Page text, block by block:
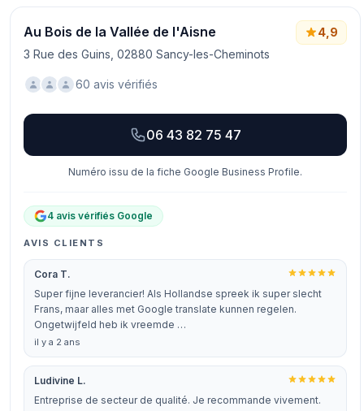
Au Bois de la Vallée de l'Aisne
3 Rue des Guins, 02880 Sancy-les-Cheminots
4,9
60 avis vérifiés
06 43 82 75 47
Numéro issu de la fiche Google Business Profile.
4 avis vérifiés Google
AVIS CLIENTS
Cora T.
Super fijne leverancier! Als Hollandse spreek ik super slecht
Frans, maar alles met Google translate kunnen regelen.
Ongetwijfeld heb ik vreemde …
il y a 2 ans
Ludivine L.
Entreprise de secteur de qualité. Je recommande vivement.